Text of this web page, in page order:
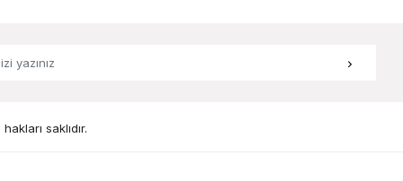
saklıdır.